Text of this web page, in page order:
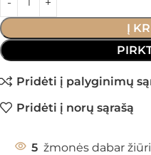
Į
Pridėti į palyginimų
Pridėti į norų sąrašą
5 žmonės dabar